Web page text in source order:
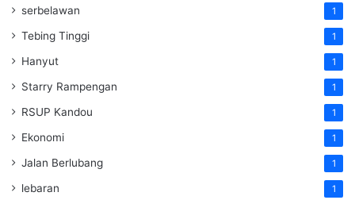
serbelawan 1
Tebing Tinggi 1
Hanyut 1
Starry Rampengan 1
RSUP Kandou 1
Ekonomi 1
Jalan Berlubang 1
lebaran 1